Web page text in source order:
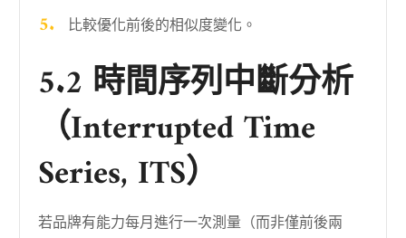
比較優化前後的相似度變化。
5.2 時間序列中斷分析
（Interrupted Time
Series, ITS）
若品牌有能力每月進行一次測量（而非僅前後兩